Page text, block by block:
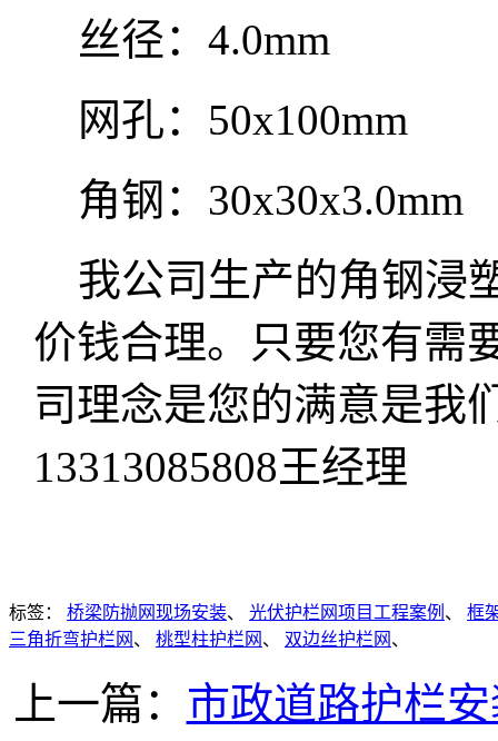
丝径：4.0mm
网孔：50x100mm
角钢：30x30x3.0mm
我公司生产的角钢浸
价钱合理。只要您有需
司理念是您的满意是我
13313085808王经理
标签： 桥梁防抛网现场安装、 光伏护栏网项目工程案例 、 框
三角折弯护栏网 、 桃型柱护栏网 、 双边丝护栏网 、
上一篇： 市政道路护栏